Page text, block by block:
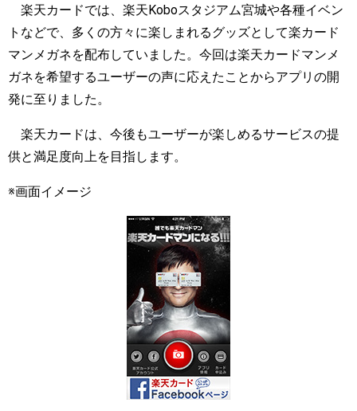
楽天カードでは、楽天Koboスタジアム宮城や各種イベン
トなどで、多くの方々に楽しまれるグッズとして楽カード
マンメガネを配布していました。今回は楽天カードマンメ
ガネを希望するユーザーの声に応えたことからアプリの開
発に至りました。
楽天カードは、今後もユーザーが楽しめるサービスの提
供と満足度向上を目指します。
※画面イメージ